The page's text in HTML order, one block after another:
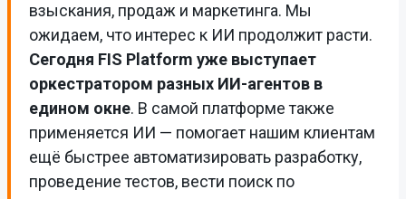
взыскания, продаж и маркетинга. Мы
ожидаем, что интерес к ИИ продолжит расти.
Сегодня FIS Platform уже выступает
оркестратором разных ИИ-агентов в
едином окне. В самой платформе также
применяется ИИ — помогает нашим клиентам
ещё быстрее автоматизировать разработку,
проведение тестов, вести поиск по